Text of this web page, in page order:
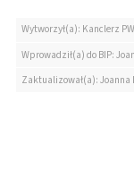
Wytworzył(a): Kanclerz PW
Wprowadził(a) do BIP:
Zaktualizował(a):